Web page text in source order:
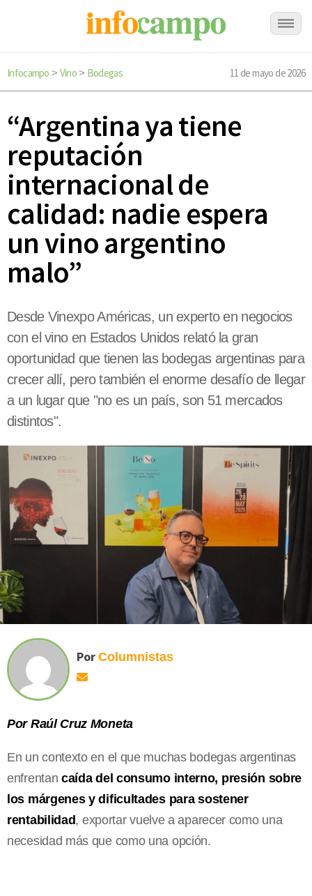
Infocampo > Vino> Bodegas 11 de mayo de 2026
“Argentina ya tiene
reputación
internacional de
calidad: nadie espera
un vino argentino
malo”
Desde Vinexpo Américas, un experto en negocios
con el vino en Estados Unidos relató la gran
oportunidad que tienen las bodegas argentinas para
crecer allí, pero también el enorme desafío de llegar
a un lugar que "no es un país, son 51 mercados
distintos".
Por Columnistas
Por Raúl Cruz Moneta
En un contexto en el que muchas bodegas argentinas
enfrentan caída del consumo interno, presión sobre
los márgenes y dificultades para sostener
rentabilidad, exportar vuelve a aparecer como una
necesidad más que como una opción.